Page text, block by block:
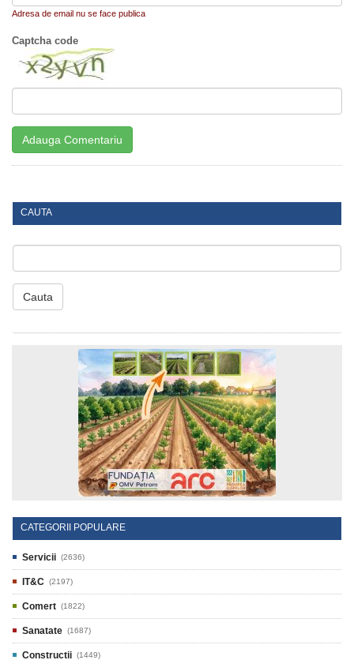
Adresa de email nu se face publica
Captcha code
CAUTA
Cauta
CATEGORII POPULARE
Servicii (2636)
IT&C (2197)
Comert (1822)
Sanatate (1687)
Constructii (1449)